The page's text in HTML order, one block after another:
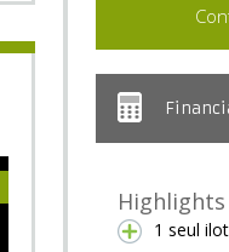
Highlights
1 seul